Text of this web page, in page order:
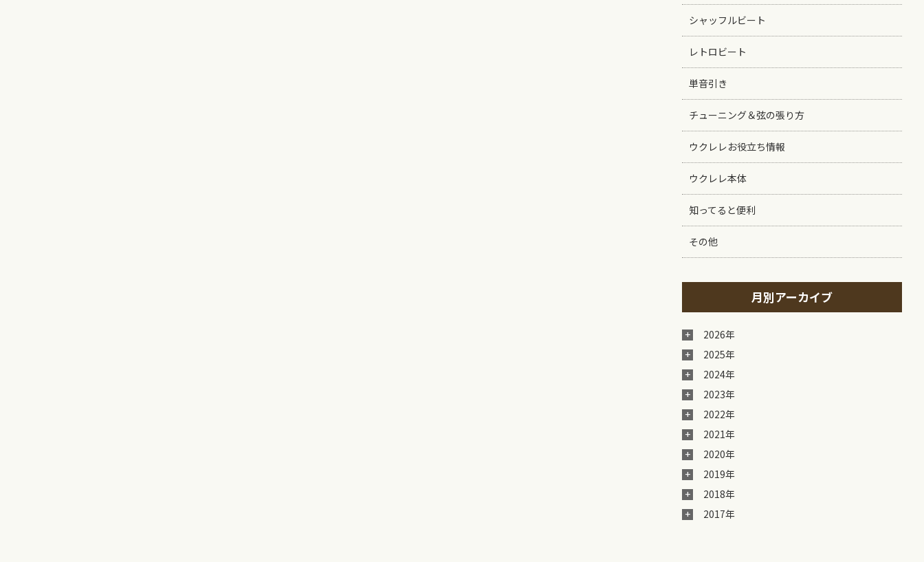
シャッフルビート
レトロビート
単音引き
チューニング＆弦の張り方
ウクレレお役立ち情報
ウクレレ本体
知ってると便利
その他
月別アーカイブ
2026年
2025年
2024年
2023年
2022年
2021年
2020年
2019年
2018年
2017年